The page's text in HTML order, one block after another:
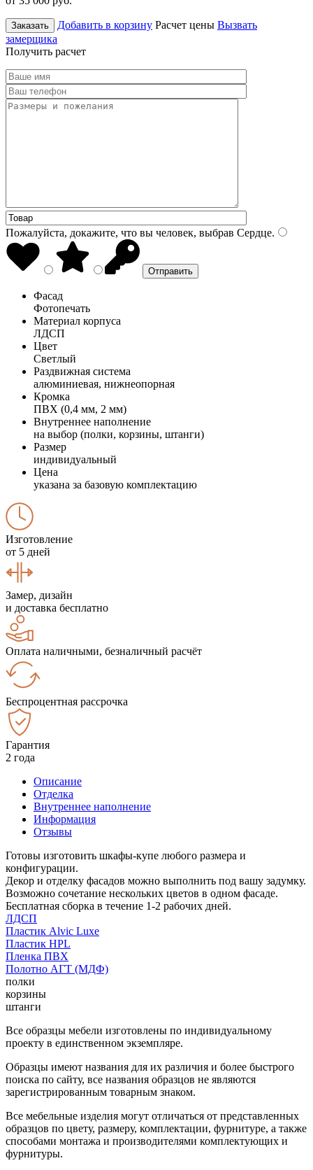
Заказать Добавить в корзину Расчет цены Вызвать
замерщика
Получить расчет
Пожалуйста, докажите, что вы человек, выбрав Сердце.
Фасад
Фотопечать
Материал корпуса
ЛДСП
Цвет
Светлый
Раздвижная система
алюминиевая, нижнеопорная
Кромка
ПВХ (0,4 мм, 2 мм)
Внутреннее наполнение
на выбор (полки, корзины, штанги)
Размер
индивидуальный
Цена
указана за базовую комплектацию
Изготовление
от 5 дней
Замер, дизайн
и доставка бесплатно
Оплата наличными, безналичный расчёт
Беспроцентная рассрочка
Гарантия
2 года
Описание
Отделка
Внутреннее наполнение
Информация
Отзывы
Готовы изготовить шкафы-купе любого размера и
конфигурации.
Декор и отделку фасадов можно выполнить под вашу задумку.
Возможно сочетание нескольких цветов в одном фасаде.
Бесплатная сборка в течение 1-2 рабочих дней.
ЛДСП
Пластик Alvic Luxe
Пластик HPL
Пленка ПВХ
Полотно АГТ (МДФ)
полки
корзины
штанги
Все образцы мебели изготовлены по индивидуальному
проекту в единственном экземпляре.
Образцы имеют названия для их различия и более быстрого
поиска по сайту, все названия образцов не являются
зарегистрированным товарным знаком.
Все мебельные изделия могут отличаться от представленных
образцов по цвету, размеру, комплектации, фурнитуре, а также
способами монтажа и производителями комплектующих и
фурнитуры.